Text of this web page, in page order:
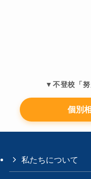
▼不登校「
個別相
私たちについて